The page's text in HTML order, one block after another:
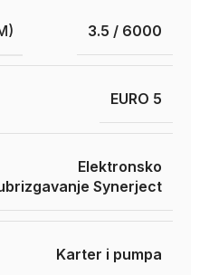
3.5 / 6000
EURO 5
Elektronsko
Synerject
Karter i pumpa